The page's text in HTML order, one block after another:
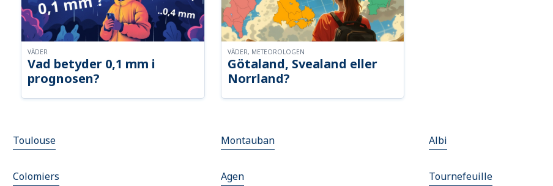
Vad betyder 0,1 mm i
prognosen?
VÄDER
Götaland, Svealand eller
Norrland?
VÄDER, METEOROLOGEN
Toulouse Montauban Albi
Colomiers Agen Tournefeuille